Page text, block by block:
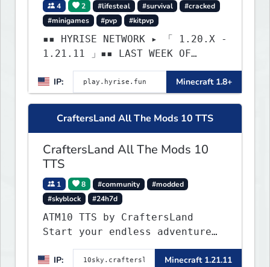
4 2 #lifesteal #survival
#cracked
#minigames
#pvp #kitpvp
▪▪ HYRISE NETWORK ▸ 「 1.20.X -
1.21.11 」▪▪ LAST WEEK OF
LIFESTEAL! ┃ discord.gg/hyrise
IP:
Minecraft 1.8+
CraftersLand All The Mods 10 TTS
CraftersLand All The Mods 10
TTS
1 8 #community
#modded
#skyblock
#24h7d
ATM10 TTS by CraftersLand
Start your endless adventure
now! v2.0.2
IP:
Minecraft 1.21.11